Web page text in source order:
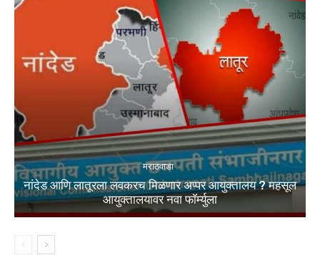
मराठवाडा
नांदेड आणि लातूरला लवकरच मिळणार अप्पर आयुक्तालय ? महसूल
आयुक्तालयावर नवा फॉर्म्युला